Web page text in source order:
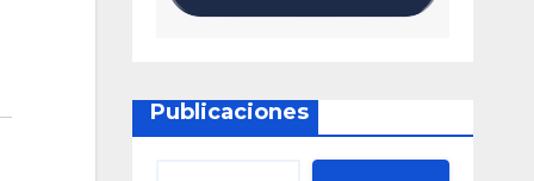
Publicaciones